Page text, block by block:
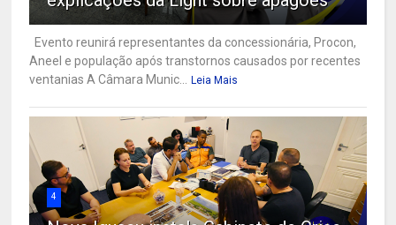
Evento reunirá representantes da concessionária, Procon,
Aneel e população após transtornos causados por recentes
ventanias A Câmara Munic...
Leia Mais
4